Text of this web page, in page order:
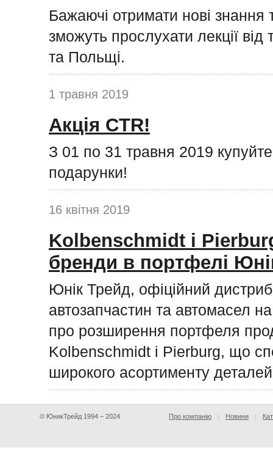
Бажаючі отримати нові знання
зможуть прослухати лекції від
та Польщі.
1 травня 2019
Акція CTR!
З 01 по 31 травня 2019
подарунки!
16 квітня 2019
Kolbenschmidt і
бренди в портфелі
Юнік Трейд, офіційний
автозапчастин та автомасел
про розширення портфеля
Kolbenschmidt і Pierburg, що
широкого асортименту
© ЮникТрейд 1994 − 2024 Про компанію Новини